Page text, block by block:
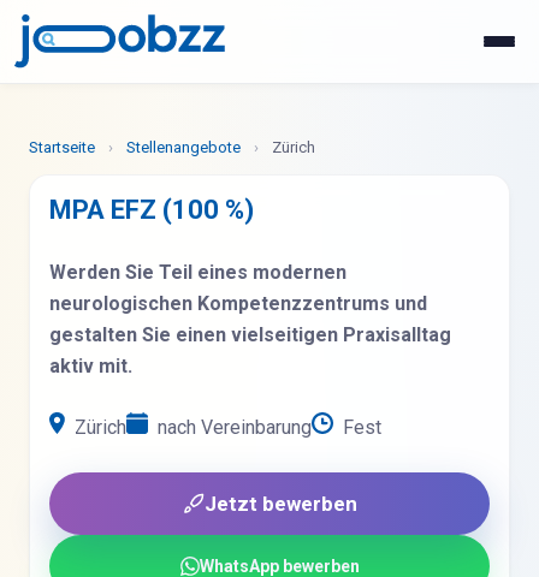
Startseite › Stellenangebote › Zürich
MPA EFZ (100 %)
Werden Sie Teil eines modernen
neurologischen Kompetenzzentrums und
gestalten Sie einen vielseitigen Praxisalltag
aktiv mit.
Zürich nach Vereinbarung Fest
Jetzt bewerben
WhatsApp bewerben